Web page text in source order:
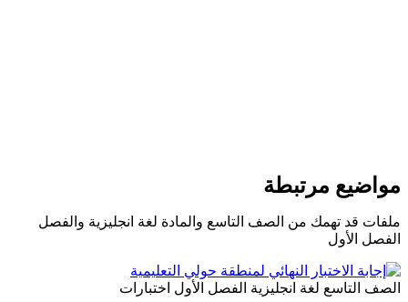
مواضيع مرتبطة
ملفات قد تهمك من الصف التاسع والمادة لغة انجليزية والفصل
الفصل الأول
الصف التاسع لغة انجليزية الفصل الأول اختبارات